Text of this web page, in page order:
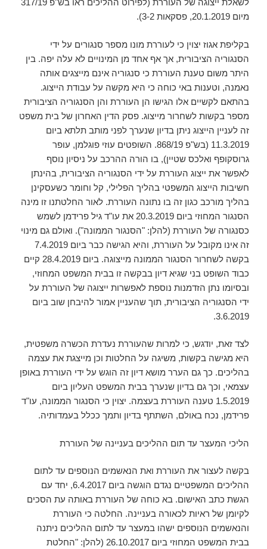
לשאלת ייצוגה של העוררת (לפירוט ההליכים ראו בש"פ 317/19
מיום 20.1.2019, פסקאות 3-2).
בקליפת אגוז יצוין כי לעוררת מונו מספר סנגורים על ידי
הסנגוריה הציבורית, אך אף אחד מן המינויים לא עלה יפה. בין
היתר משום טענת העוררת כי סנגוריה אינם מייצגים אותה
נאמנה, וטענות באי כוחה כי היא מקשה על עבודת הייצוג.
בהתאם לקשיים אלו הגישו הן העוררת והן הסנגוריה הציבורית
מספר בקשות לשחרור מייצוג. פסק הדין האחרון של בית משפט
זה לעניין הייצוג ניתן בדיון שנערך לפני מותב תלתא ביום
11.3.2019 (בש"פ 868/19. השופטים עוזי פוגלמן, עופר
גרוסקופף ואלכס שטיין), בו הורה ההרכב על ניסיון נוסף
לאפשר את ייצוג העוררת על ידי הסנגוריה הציבורית, בהינתן
חשיבות הייצוג המשפטי בהליך הפלילי, קל וחומר כשעסקינן
בהליך מורכב כגון זה בו נתונה העוררת. לאור החלטתנו זו מינה
הסנגור המחוזי ביום 20.3.2019 את עו"ד גיל פרידמן לשמש
כסנגורה של העוררת (להלן: "הסנגור הממונה"). ואולם גם מינוי
זה אינו מקובל על העוררת, והיא הגישה כבר ביום 7.4.2019
בקשה לשחרור הסנגור הממונה מייצוגה. ביום 28.4.2019 קיים
כבוד השופט בני שגיא דיון בבקשה זו בבית המשפט המחוזי,
ובסיומו נתן הזדמנות נוספת לאפשרות ייצוגה של העוררת על
ידי הסנגוריה הציבורית, תוך שהעניין אמור להיבחן שוב ביום
3.6.2019.
לצד זאת, יודגש, כי למרות שהעוררת נעדרת הכשרה משפטית,
היא מגישה בקשות, משיגה על החלטות וכן מייצגת את עצמה
בהליכים. כך גם הערר מושא דיון זה הוגש על ידי העוררת באופן
עצמאי, וכך גם בדיון שנערך בבית המשפט העליון ביום
1.5.2019 טענה העוררת בעצמה. יצוין כי הסנגור הממונה, עו"ד
פרידמן, נכח באולם, השתתף בדיון ותמך ככלל בעמדותיה.
הליכי המעצר עד תום ההליכים בעניינה של העוררת
בקשה לעצור את העוררת ואת הנאשמים הנוספים עד לתום
ההליכים המשפטיים נגדם הוגשה ביום 6.4.2017, יחד עם
הגשת כתב האישום. בא כוחה של העוררת באותה עת הסכים
לקיומן של ראיות לכאורה בעניינה. החלטה כי העוררת
והנאשמים הנוספים ישהו במעצר עד לתום ההליכים ניתנה
בבית המשפט המחוזי ביום 26.10.2017 (להלן: "החלטת